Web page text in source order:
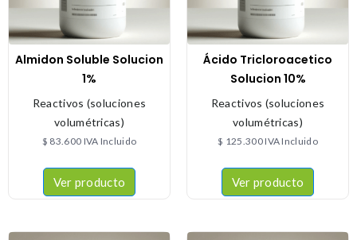
Almidon Soluble Solucion
1%
Reactivos (soluciones
volumétricas)
$ 83.600 IVA Incluido
Ver producto
Ácido Tricloroacetico
Solucion 10%
Reactivos (soluciones
volumétricas)
$ 125.300IVA Incluido
Ver producto